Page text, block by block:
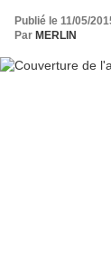
Publié le 11/05/
Par MERLIN